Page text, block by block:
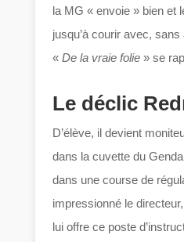
la MG « envoie » bien et
jusqu’à courir avec,
«De la vraie folie » se
Le déclic
D’élève, il devient
dans la cuvette du
dans une course de
impressionné le
lui offre ce poste